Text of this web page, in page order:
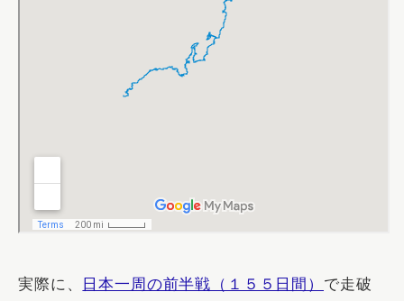
実際に、 日本一周の前半戦（１５５日間） で走破